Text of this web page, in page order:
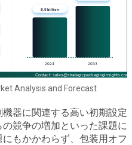
Analysis and Forecast
器に関連する高い初期設定
競争の増加といった課題に
もかかわらず、包装用オフ